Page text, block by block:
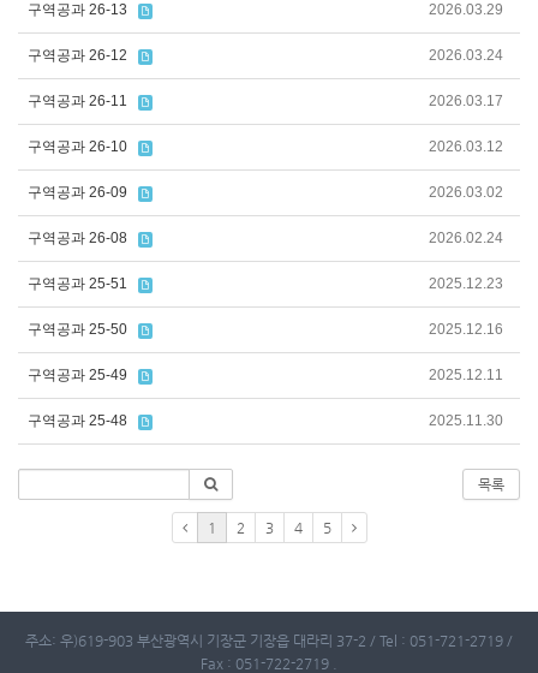
구역공과 26-13 2026.03.29
구역공과 26-12 2026.03.24
구역공과 26-11 2026.03.17
구역공과 26-10 2026.03.12
구역공과 26-09 2026.03.02
구역공과 26-08 2026.02.24
구역공과 25-51 2025.12.23
구역공과 25-50 2025.12.16
구역공과 25-49 2025.12.11
구역공과 25-48 2025.11.30
목록
1 2 3 4 5
주소: 우)619-903 부산광역시 기장군 기장읍 대라리 37-2 / Tel : 051-721-2719 /
Fax : 051-722-2719 .